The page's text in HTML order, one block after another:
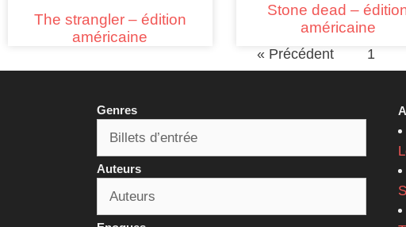
The strangler – édition
américaine
Stone dead –
américaine
« Précédent 1
Genres
Auteurs